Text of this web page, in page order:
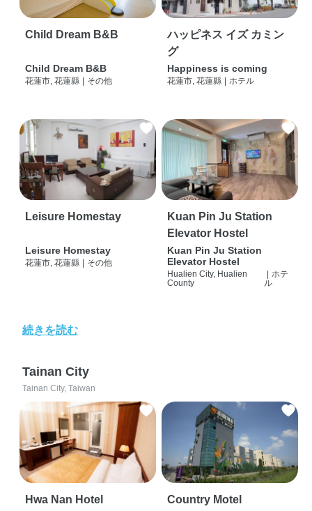
Child Dream B&B
Child Dream B&B
花蓮市, 花蓮縣 その他
ハッピネス イズ カミン
グ
Happiness is coming
花蓮市, 花蓮縣 ホテル
Leisure Homestay
Leisure Homestay
花蓮市, 花蓮縣 その他
Kuan Pin Ju Station
Elevator Hostel
Kuan Pin Ju Station
Elevator Hostel
Hualien City, Hualien
County
ホテ
ル
続きを読む
Tainan City
Tainan City, Taiwan
Hwa Nan Hotel Country Motel